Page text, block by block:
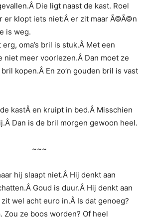
Die ligt naast de kast. Roel
er klopt iets niet:Â er zit maar Ã©Ã©n
is weg.
oma’s bril is stuk.Â Met een
niet meer voorlezen.Â Dan moet ze
kopen.Â En zo’n gouden bril is vast
kastÂ en kruipt in bed.Â Misschien
Dan is de bril morgen gewoon heel.
~~~
hij slaapt niet.Â Hij denkt aan
Goud is duur.Â Hij denkt aan
wel acht euro in.Â Is dat genoeg?
Zou ze boos worden? Of heel